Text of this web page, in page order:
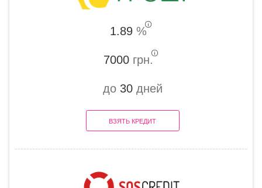
1.89%
7000грн.
до 30дней
ВЗЯТЬ КРЕДИТ